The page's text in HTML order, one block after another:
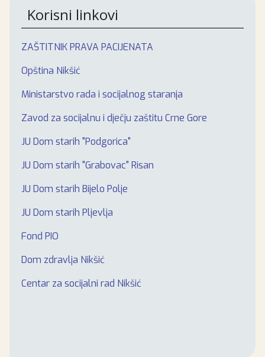
Korisni linkovi
ZAŠTITNIK PRAVA PACIJENATA
Opština Nikšić
Ministarstvo rada i socijalnog staranja
Zavod za socijalnu i dječju zaštitu Crne Gore
JU Dom starih "Podgorica"
JU Dom starih "Grabovac" Risan
JU Dom starih Bijelo Polje
JU Dom starih Pljevlja
Fond PIO
Dom zdravlja Nikšić
Centar za socijalni rad Nikšić